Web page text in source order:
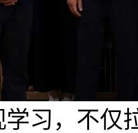
学习，不仅